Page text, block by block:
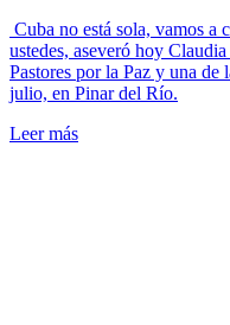
Cuba no está sola, vamos a
ustedes, aseveró hoy
Pastores por la Paz y una de
julio, en Pinar del Río.
Leer más